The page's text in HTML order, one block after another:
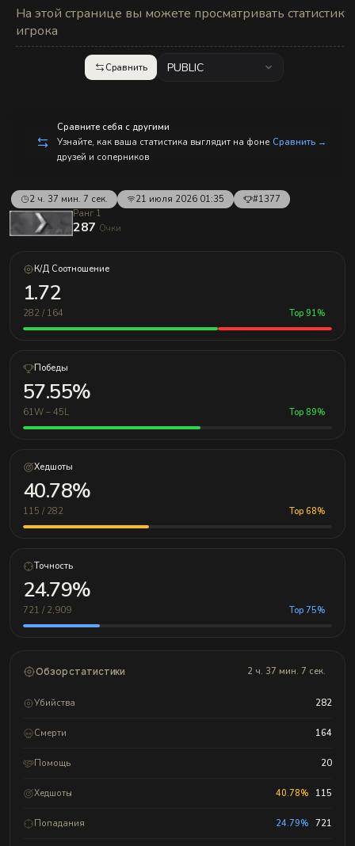
На этой странице вы можете просматривать статистику
игрока
Сравнить PUBLIC
Сравните себя с другими
Узнайте, как ваша статистика выглядит на фоне
друзей и соперников
Сравнить →
2 ч. 37 мин. 7 сек. 21 июля 2026 01:35
#1377
Ранг 1
287 Очки
К/Д Соотношение
1.72
282 / 164 Top 91%
Победы
57.55%
61W – 45L Top 89%
Хедшоты
40.78%
115 / 282 Top 68%
Точность
24.79%
721 / 2,909 Top 75%
Обзор статистики 2 ч. 37 мин. 7 сек.
Убийства 282
Смерти 164
Помощь 20
Хедшоты 40.78% 115
Попадания 24.79% 721
п
р
а
в